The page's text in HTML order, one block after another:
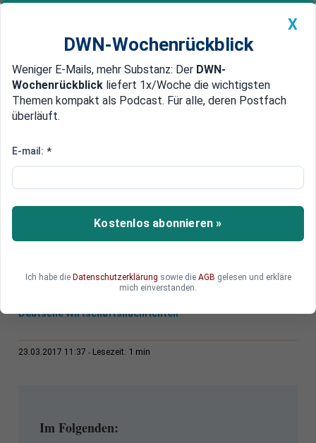
Newsticker MEIN DWN: Geldanlage Premium
Edelmetalle DWN-Magazin China
Wanze im Auto
Chef von Pharma-Konzern Stada
Wiedenfels wurde abgehört
Der Chef des Stada-Konzerns ist offenbar
Deutsche Wirtschaftsnachrichten
23.03.2017 11:37 Lesezeit: 1 min
Im Folgenden:
X
DWN-Wochenrückblick
Weniger E-Mails, mehr Substanz: Der DWN-
Wochenrückblick liefert 1x/Woche die wichtigsten
Themen kompakt als Podcast. Für alle, deren Postfach
überläuft.
E-mail: *
Kostenlos abonnieren »
Ich habe die Datenschutzerklärung sowie die AGB gelesen und erkläre
mich einverstanden.